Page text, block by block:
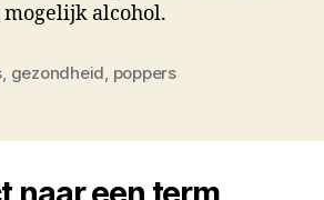
alcohol.
, gezondheid, poppers